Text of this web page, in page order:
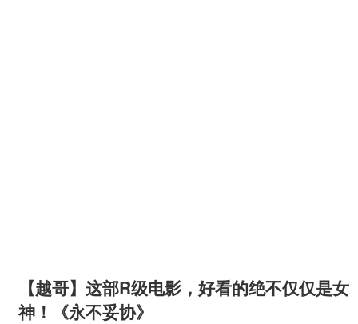
【越哥】这部R级电影，好看的绝不仅仅是女
神！《永不妥协》